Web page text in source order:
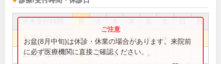
祝
8:30～12:00 ● ● ● ● ●
13:30～17:00 ● ● ● ●
お盆(8月中旬)は休診・休業の場合があります。来院前
に必ず医療機関に直接ご確認ください。